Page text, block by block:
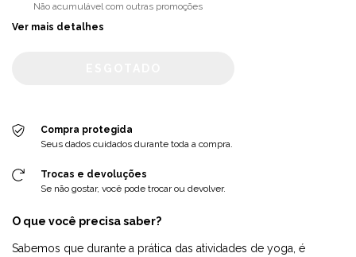
Não acumulável com outras promoções
Ver mais detalhes
Compra protegida
Seus dados cuidados durante toda a compra.
Trocas e devoluções
Se não gostar, você pode trocar ou devolver.
O que você precisa saber?
Sabemos que durante a prática das atividades de yoga, é